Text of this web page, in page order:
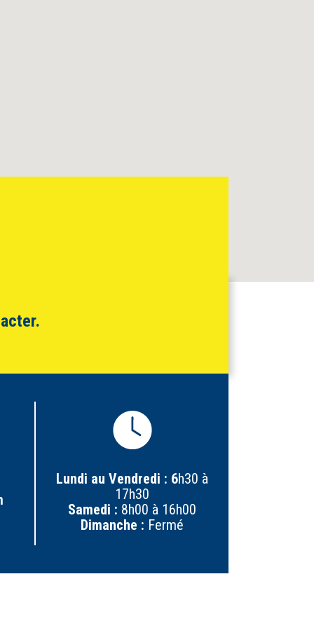
Lundi au Vendredi : 6h30 à
17h30
Samedi : 8h00 à 16h00
Dimanche : Fermé